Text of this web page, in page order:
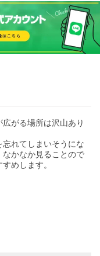
がる場所は沢山あり
れてしまいそうにな
なかなか見ることので
めします。